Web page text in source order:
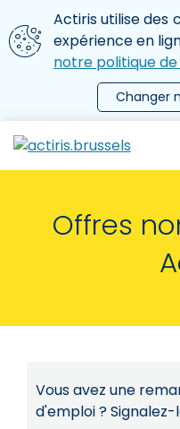
Aller au contenu principal
Nous utilisons des
Actiris utilise des
expérience en
notre politique
Changer
le menu
Offres
Vous avez une
d'emploi ? Signalez-